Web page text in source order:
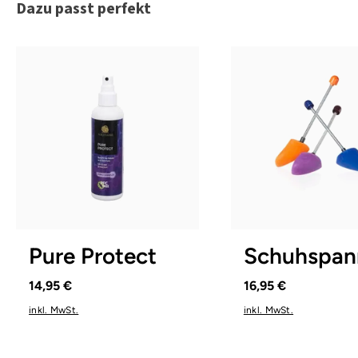
Produktgalerie überspringen
Dazu passt perfekt
Pure Protect
14,95 €
inkl. MwSt.
16,95 €
inkl. MwSt.